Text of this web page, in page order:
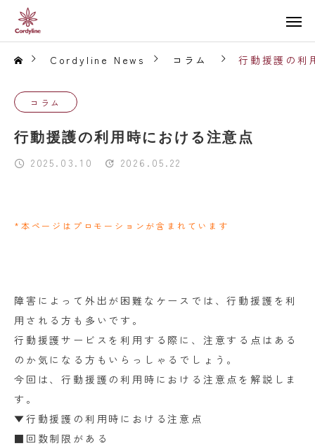
Cordyline News コラム 行動援護の利
コラム
行動援護の利用時における注意点
2025.03.10 2026.05.22
*本ページはプロモーションが含まれています
障害によって外出が困難なケースでは、行動援護を利
用される方も多いです。
行動援護サービスを利用する際に、注意する点はある
のか気になる方もいらっしゃるでしょう。
今回は、行動援護の利用時における注意点を解説しま
す。
▼行動援護の利用時における注意点
■回数制限がある